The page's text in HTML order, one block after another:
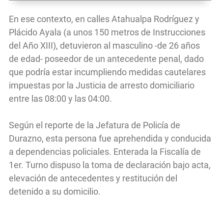
En ese contexto, en calles Atahualpa Rodríguez y
Plácido Ayala (a unos 150 metros de Instrucciones
del Año XIII), detuvieron al masculino -de 26 años
de edad- poseedor de un antecedente penal, dado
que podría estar incumpliendo medidas cautelares
impuestas por la Justicia de arresto domiciliario
entre las 08:00 y las 04:00.
Según el reporte de la Jefatura de Policía de
Durazno, esta persona fue aprehendida y conducida
a dependencias policiales. Enterada la Fiscalía de
1er. Turno dispuso la toma de declaración bajo acta,
elevación de antecedentes y restitución del
detenido a su domicilio.